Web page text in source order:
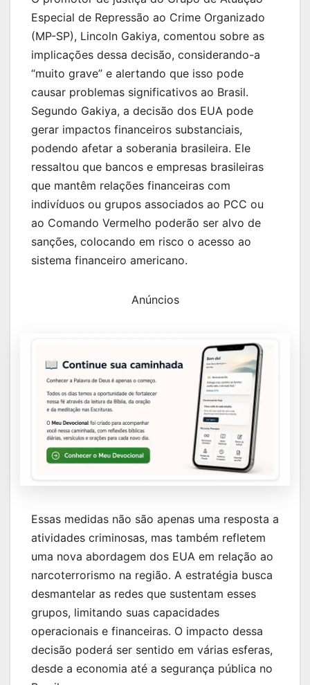
Especial de Repressão ao Crime Organizado
(MP-SP), Lincoln Gakiya, comentou sobre as
implicações dessa decisão, considerando-a
“muito grave” e alertando que isso pode
causar problemas significativos ao Brasil.
Segundo Gakiya, a decisão dos EUA pode
gerar impactos financeiros substanciais,
podendo afetar a soberania brasileira. Ele
ressaltou que bancos e empresas brasileiras
que mantêm relações financeiras com
indivíduos ou grupos associados ao PCC ou
ao Comando Vermelho poderão ser alvo de
sanções, colocando em risco o acesso ao
sistema financeiro americano.
Anúncios
Essas medidas não são apenas uma resposta a
atividades criminosas, mas também refletem
uma nova abordagem dos EUA em relação ao
narcoterrorismo na região. A estratégia busca
desmantelar as redes que sustentam esses
grupos, limitando suas capacidades
operacionais e financeiras. O impacto dessa
decisão poderá ser sentido em várias esferas,
desde a economia até a segurança pública no